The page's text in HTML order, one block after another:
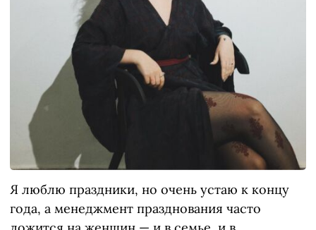
Я люблю праздники, но очень устаю к концу
года, а менеджмент празднования часто